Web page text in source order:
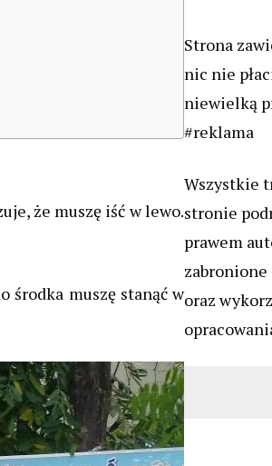
że muszę iść w lewo.
środka muszę stanąć w
Strona
nic nie
niewielką
#reklama
Wszystkie
stronie
prawem
oraz